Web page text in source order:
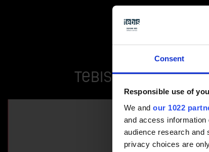
Consent
Responsible use of
We and our 1022
and access
audience research and
privacy choices are
Tebis peut